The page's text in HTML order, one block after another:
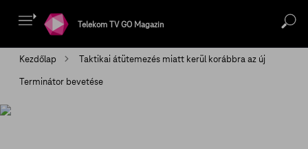
Telekom TV GO Magazin
Kezdőlap
Taktikai átütemezés miatt kerül korábbra az új
Terminátor bevetése